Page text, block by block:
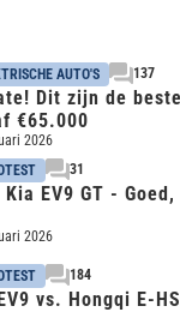
AUTO'S 137
Dit zijn de
€65.000
2026
31
Kia EV9 GT -
2026
184
vs. Hongqi E-